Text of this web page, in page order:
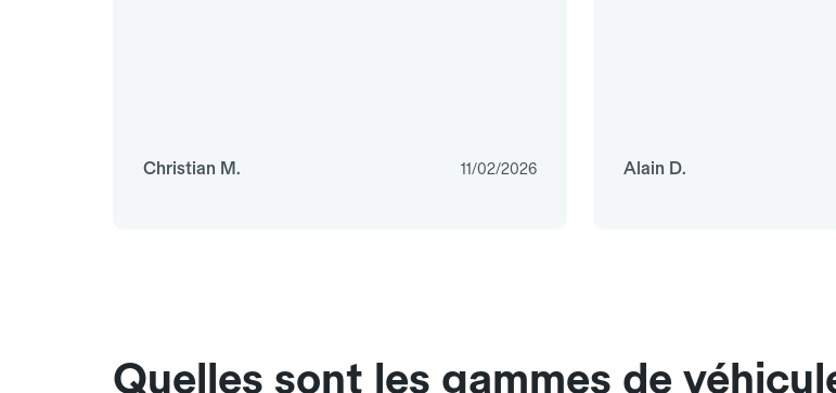
Christian M. 11/02/2026 Alain D.
Quelles sont les gammes de